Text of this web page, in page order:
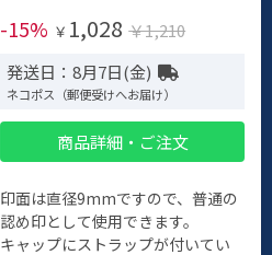
-15% ￥ 1,028 ￥1,210
発送日：8月7日(金)
ネコポス（郵便受けへお届け）
商品詳細・ご注文
印面は直径9mmですので、普通の
認め印として使用できます。
キャップにストラップが付いてい